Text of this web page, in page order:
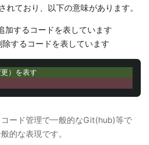
れており、以下の意味があります。
加するコードを表しています
除するコードを表しています
ード管理で一般的なGit(hub)等で
的な表現です。